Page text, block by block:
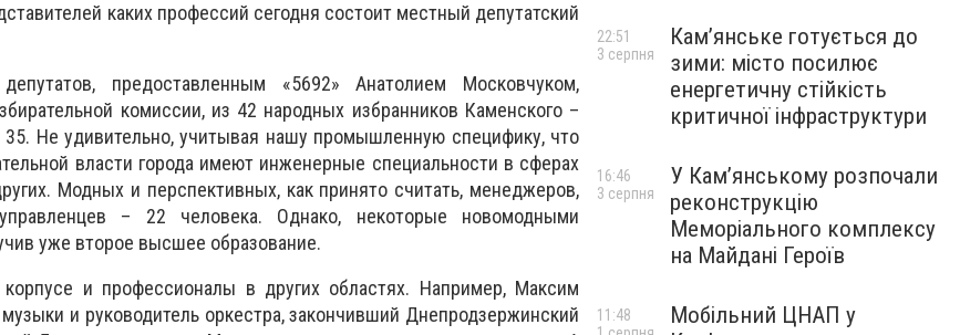
каких профессий сегодня состоит местный депутатский
предоставленным «5692» Анатолием Московчуком,
комиссии, из 42 народных избранников Каменского –
Не удивительно, учитывая нашу промышленную специфику, что
власти города имеют инженерные специальности в сферах
Модных и перспективных, как принято считать, менеджеров,
– 22 человека. Однако, некоторые новомодными
уже второе высшее образование.
и профессионалы в других областях. Например, Максим
и руководитель оркестра, закончивший Днепродзержинский
Кам’янське готується до
зими: місто посилює
енергетичну стійкість
критичної інфраструктури
22:51
3 серпня
У Кам’янському розпочали
реконструкцію
Меморіального комплексу
на Майдані Героїв
16:46
3 серпня
Мобільний ЦНАП у
11:48